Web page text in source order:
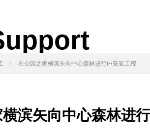
在公园之家横滨矢向中心森林进行IH安装工程
滨矢向中心森林进